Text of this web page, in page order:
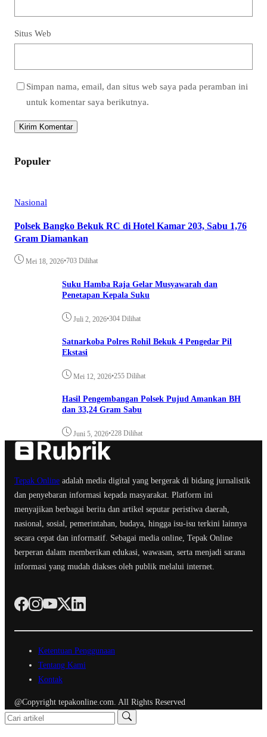
Situs Web
Simpan nama, email, dan situs web saya pada peramban ini
untuk komentar saya berikutnya.
Populer
Nasional
Polsek Bangko Bekuk RC di Hotel Kamar 203, Sabu 1,76
Gram Diamankan
Mei 18, 2026•703 Dilihat
Suku Hamba Raja Gelar Musyawarah dan
Penetapan Kepala Suku
Juli 2, 2026•304 Dilihat
Satnarkoba Polres Rohil Bekuk 4 Pengedar Pil
Ekstasi
Mei 12, 2026•255 Dilihat
Hasil Pengembangan Polsek Pujud Amankan BH
dan 33,24 Gram Sabu
Juni 5, 2026•228 Dilihat
Tepak Online adalah media digital yang bergerak di bidang jurnalistik
dan penyebaran informasi kepada masyarakat. Platform ini
menyajikan berbagai berita dan artikel seputar peristiwa daerah,
nasional, sosial, pemerintahan, budaya, hingga isu-isu terkini lainnya
secara cepat dan informatif. Sebagai media online, Tepak Online
berperan dalam memberikan edukasi, wawasan, serta menjadi sarana
informasi yang mudah diakses oleh publik melalui internet.
Ketentuan Penggunaan
Tentang Kami
Kontak
@Copyright tepakonline.com. All Rights Reserved